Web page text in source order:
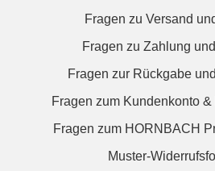
Fragen zu Versand
Fragen zu Zahlung
Fragen zur Rückgabe
Fragen zum Kundenkonto
Fragen zum HORNBACH
Muster-